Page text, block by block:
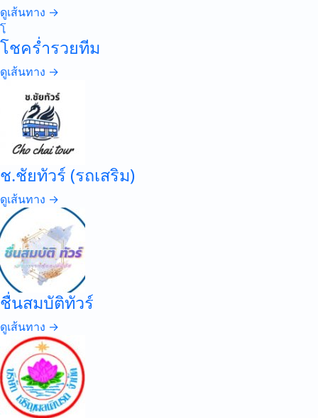
ดูเส้นทาง →
โ
โชคร่ำรวยทีม
ดูเส้นทาง →
ช.ชัยทัวร์ (รถเสริม)
ดูเส้นทาง →
ชื่นสมบัติทัวร์
ดูเส้นทาง →